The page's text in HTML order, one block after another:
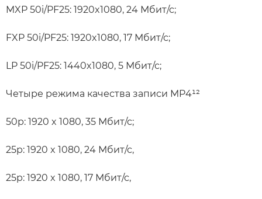
MXP 50i/PF25: 1920x1080, 24 Мбит/с;
FXP 50i/PF25: 1920x1080, 17 Мбит/с;
LP 50i/PF25: 1440x1080, 5 Мбит/с;
Четыре режима качества записи MP4¹²
50p: 1920 x 1080, 35 Мбит/с;
25p: 1920 x 1080, 24 Мбит/с,
25p: 1920 x 1080, 17 Мбит/с,